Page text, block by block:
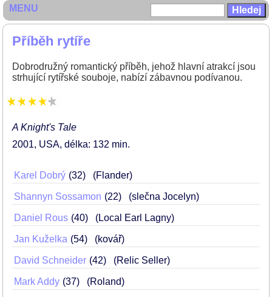
Příběh rytíře
Dobrodružný romantický příběh, jehož hlavní atrakcí jsou
strhující rytířské souboje, nabízí zábavnou podívanou.
A Knight's Tale
2001 USA délka: 132 min
Karel Dobrý 32 (Flander)
Shannyn Sossamon 22 (slečna Jocelyn)
Daniel Rous 40 (Local Earl Lagny)
Jan Kuželka 54 (kovář)
David Schneider 42 (Relic Seller)
Mark Addy 37 (Roland)
MENU